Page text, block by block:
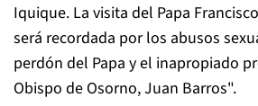
Iquique. La visita del Papa
será recordada por los abusos
perdón del Papa y el inapropiado
Obispo de Osorno, Juan Barros".